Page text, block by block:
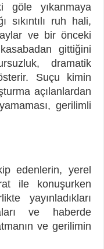
göle yıkanmaya
sıkıntılı ruh hali,
ve bir önceki
gittiğini
dramatik
Suçu kimin
açılanlardan
gerilimli
edenlerin, yerel
ile konuşurken
yayınladıkları
ve haberde
ve gerilimin